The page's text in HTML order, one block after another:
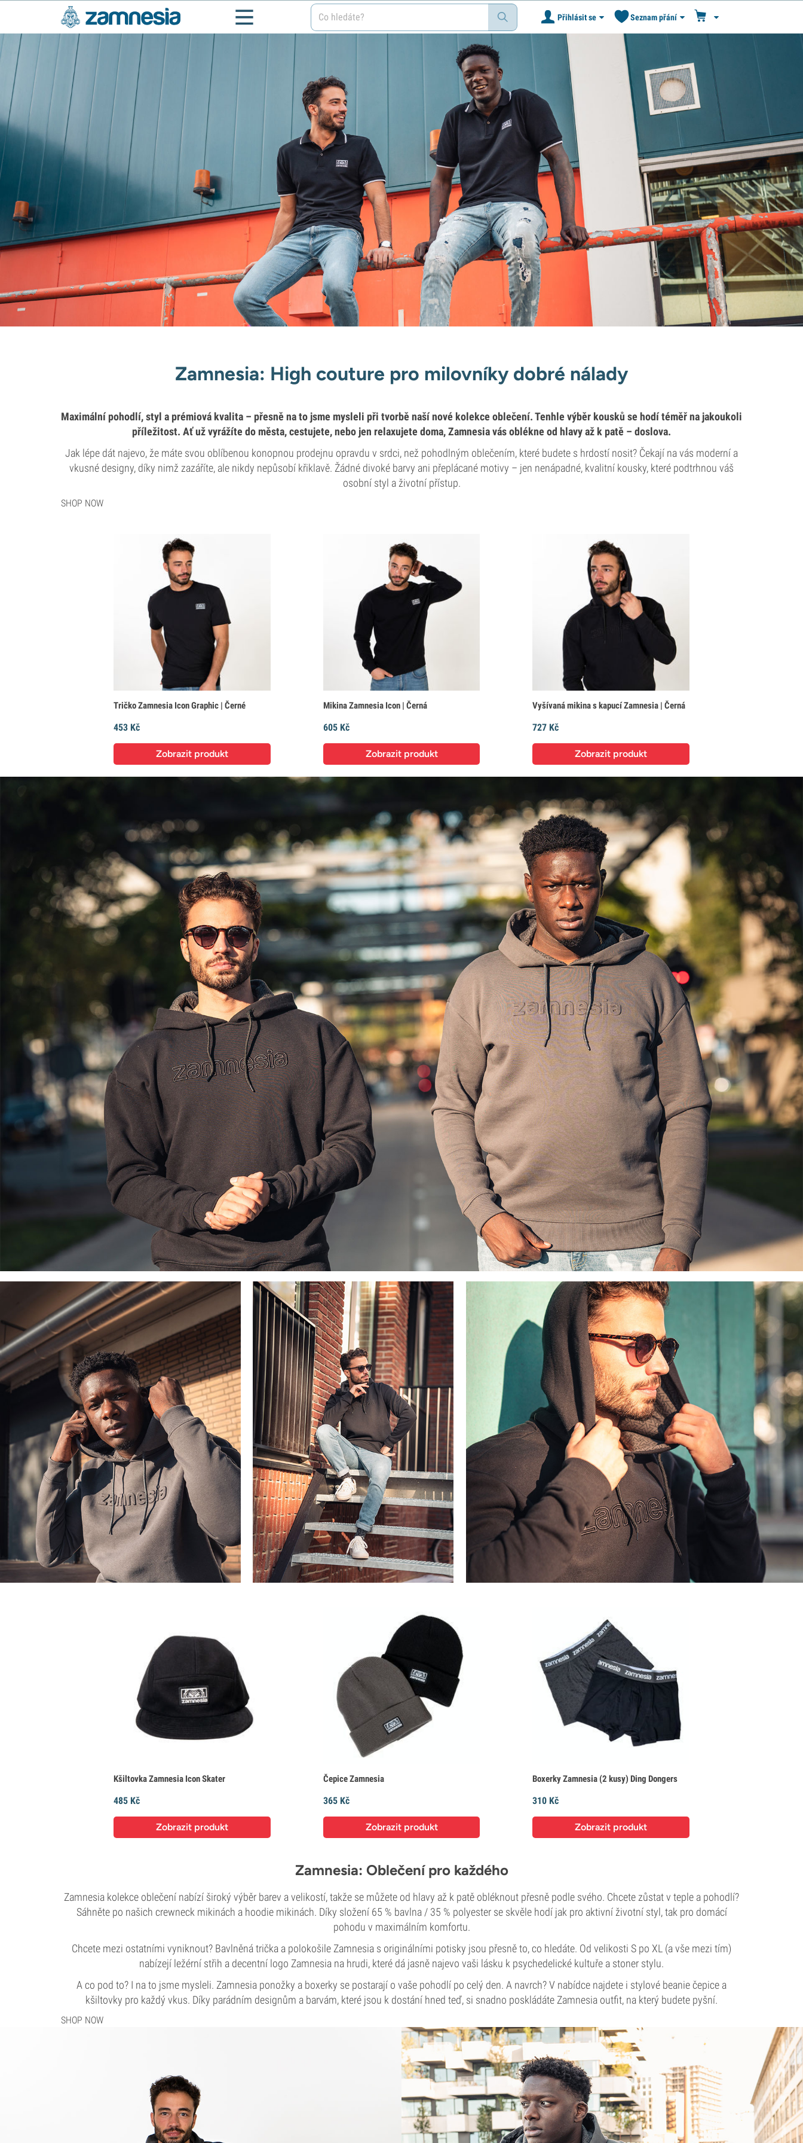
Přihlásit se Seznam přání
Zamnesia: High couture pro milovníky dobré nálady
Maximální pohodlí, styl a prémiová kvalita – přesně na to jsme mysleli při tvorbě naší nové kolekce oblečení. Tenhle výběr kousků se hodí téměř na jakoukoli
příležitost. Ať už vyrážíte do města, cestujete, nebo jen relaxujete doma, Zamnesia vás oblékne od hlavy až k patě – doslova.
Jak lépe dát najevo, že máte svou oblíbenou konopnou prodejnu opravdu v srdci, než pohodlným oblečením, které budete s hrdostí nosit? Čekají na vás moderní a
vkusné designy, díky nimž zazáříte, ale nikdy nepůsobí křiklavě. Žádné divoké barvy ani přeplácané motivy – jen nenápadné, kvalitní kousky, které podtrhnou váš
osobní styl a životní přístup.
SHOP NOW
Tričko Zamnesia Icon Graphic | Černé
453 Kč
Zobrazit produkt
Mikina Zamnesia Icon | Černá
605 Kč
Zobrazit produkt
Vyšívaná mikina s kapucí Zamnesia | Černá
727 Kč
Zobrazit produkt
Kšiltovka Zamnesia Icon Skater
485 Kč
Zobrazit produkt
Čepice Zamnesia
365 Kč
Zobrazit produkt
Boxerky Zamnesia (2 kusy) Ding Dongers
310 Kč
Zobrazit produkt
Zamnesia: Oblečení pro každého
Zamnesia kolekce oblečení nabízí široký výběr barev a velikostí, takže se můžete od hlavy až k patě obléknout přesně podle svého. Chcete zůstat v teple a pohodlí?
Sáhněte po našich crewneck mikinách a hoodie mikinách. Díky složení 65 % bavlna / 35 % polyester se skvěle hodí jak pro aktivní životní styl, tak pro domácí
pohodu v maximálním komfortu.
Chcete mezi ostatními vyniknout? Bavlněná trička a polokošile Zamnesia s originálními potisky jsou přesně to, co hledáte. Od velikosti S po XL (a vše mezi tím)
nabízejí ležérní střih a decentní logo Zamnesia na hrudi, které dá jasně najevo vaši lásku k psychedelické kultuře a stoner stylu.
A co pod to? I na to jsme mysleli. Zamnesia ponožky a boxerky se postarají o vaše pohodlí po celý den. A navrch? V nabídce najdete i stylové beanie čepice a
kšiltovky pro každý vkus. Díky parádním designům a barvám, které jsou k dostání hned teď, si snadno poskládáte Zamnesia outfit, na který budete pyšní.
SHOP NOW